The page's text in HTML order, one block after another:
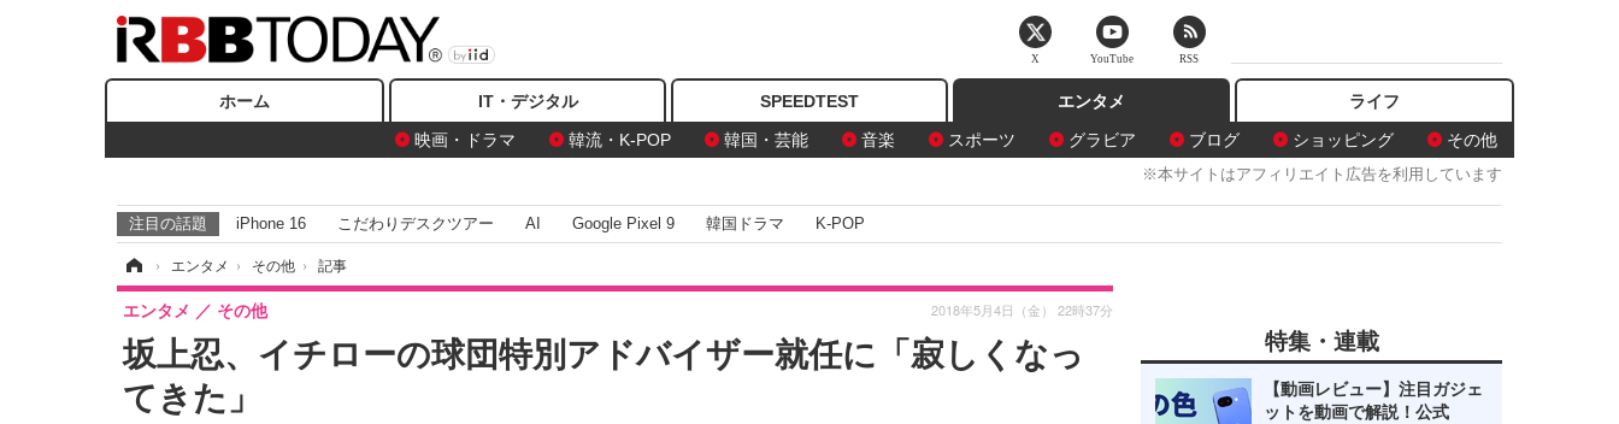
ホーム IT・デジタル SPEEDTEST
エンタメ
映画・ドラマ
韓流・K-POP 韓国・芸能 音楽 スポーツ グラビア ブログ ショッピング その他
ライフ
※本サイトはアフィリエイト広告を利用しています
注目の話題 iPhone 16 こだわりデスクツアー AI Google Pixel 9 韓国ドラマ K-POP
› エンタメ › その他 › 記事
坂上忍、イチローの球団特別アドバイザー就任に「寂しくなっ
てきた」
エンタメ その他 2018年5月4日（金） 22時37分
特集・連載
【動画レビュー】注目ガジェ
ットを動画で解説！公式
X YouTube RSS